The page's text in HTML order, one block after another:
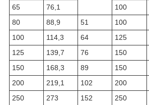
65
76,1 100
80
88,9 51 100
100
114,3 64 125
125
139,7 76 150
150
168,3 89 150
200
219,1 102 200
250
273 152 250